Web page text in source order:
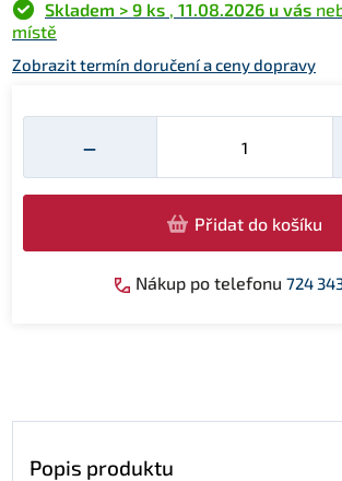
Skladem > 9 ks , 11.08.2026 u vás
místě
Zobrazit termín doručení a ceny dopravy
−
Množství
Přidat do košíku
Nákup po telefonu 724
Popis produktu